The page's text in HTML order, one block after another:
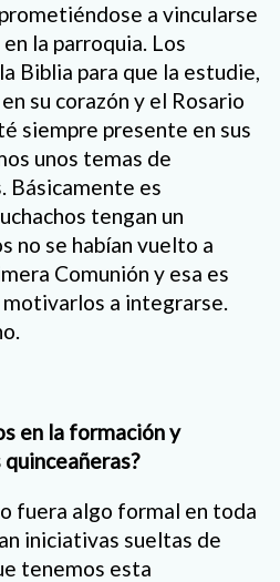
a vincularse
la parroquia. Los
Biblia para que la estudie,
su corazón y el Rosario
siempre presente en sus
unos temas de
Básicamente es
tengan un
no se habían vuelto a
Comunión y esa es
a integrarse.
en la formación y
fuera algo formal en toda
iniciativas sueltas de
tenemos esta